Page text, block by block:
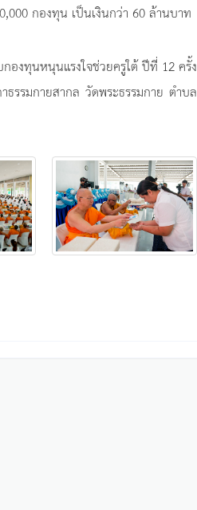
กองทุน เป็นเงินกว่า 60 ล้านบาท
งทุนหนุนแรงใจช่วยครูใต้ ปีที่ 12 ครั้ง
รมกายสากล วัดพระธรรมกาย ตำบล